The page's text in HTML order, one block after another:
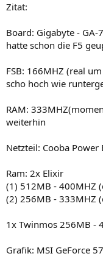
Zitat:
Board: Gigabyte - GA-
hatte schon die F5
FSB: 166MHZ (real
scho hoch wie
RAM:
weiterhin
Netzteil: Cooba
Ram: 2x Elixir
(1) 512MB - 400MHZ
(2) 256MB - 333MHZ
1x Twinmos 256MB -
Grafik: MSI GeForce